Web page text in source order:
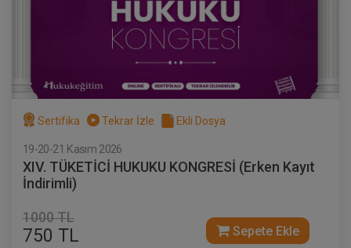
Sertifika Tekrar İzle Ekli Dosya
19-20-21 Kasım 2026
XIV. TÜKETİCİ HUKUKU KONGRESİ (Erken Kayıt
İndirimli)
1000 TL
750 TL Sepete Ekle